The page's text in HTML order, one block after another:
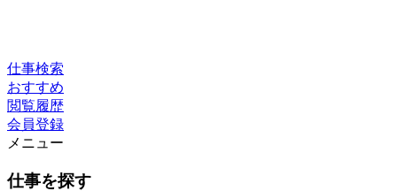
仕事検索
おすすめ
閲覧履歴
会員登録
メニュー
仕事を探す